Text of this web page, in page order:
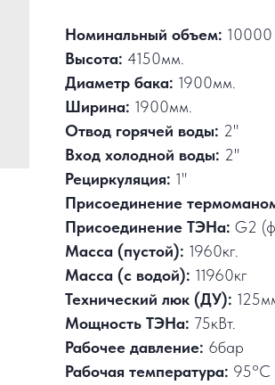
Номинальный объем: 10000
Высота: 4150мм.
Диаметр бака: 1900мм.
Ширина: 1900мм.
Отвод горячей воды: 2"
Вход холодной воды: 2"
Рециркуляция: 1"
Присоединение
Присоединение ТЭНа: G2
Масса (пустой): 1960кг.
Масса (с водой): 11960кг
Технический люк (ДУ):
Мощность ТЭНа: 75кВт.
Рабочее давление: 6бар
Рабочая температура: 95°C